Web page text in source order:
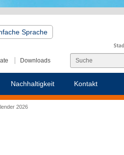
Sprache
Downloads
Nachhaltigkeit Kontakt
2026